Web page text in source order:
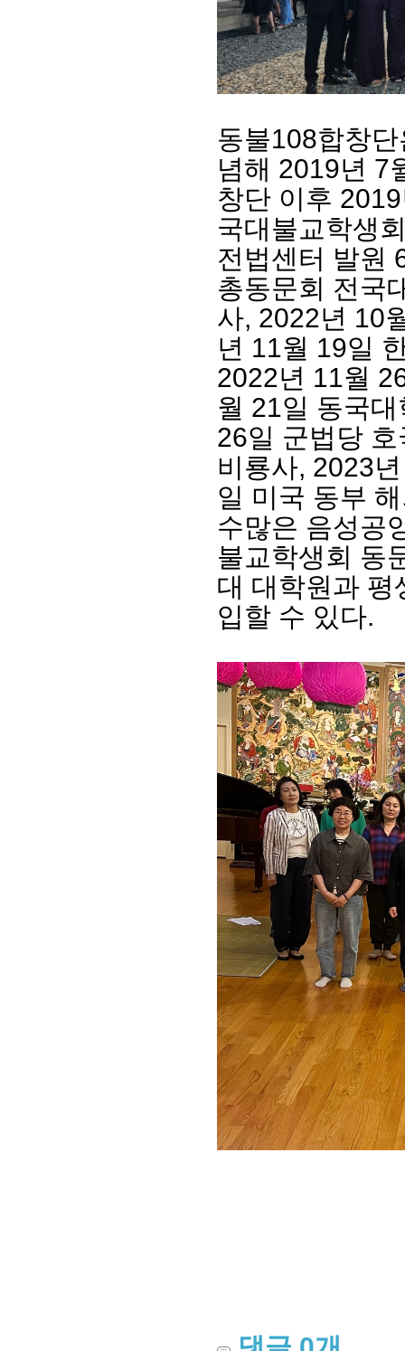
동불108합창
념해 2019년 7
창단 이후 2019
국대불교학생
전법센터 발원
총동문회 전국
사, 2022년 10
년 11월 19일
2022년 11월
월 21일 동국
26일 군법당
비룡사, 2023
일 미국 동부
수많은 음성공
불교학생회 동
대 대학원과 평
입할 수 있다.